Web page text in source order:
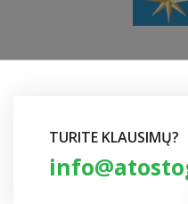
TURITE KLAUSIMŲ?